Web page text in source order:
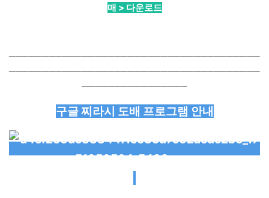
매 > 다운로드
──────────────────────────────────────
──────────────────────────────────────
────────────────
구글 찌라시 도배 프로그램 안내